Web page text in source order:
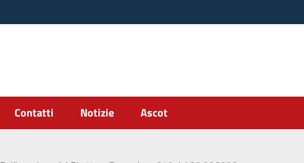
Contatti Notizie Ascot